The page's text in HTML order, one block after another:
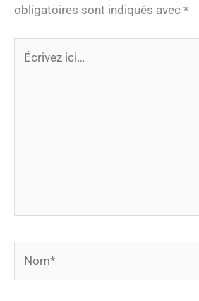
obligatoires sont indiqués avec *